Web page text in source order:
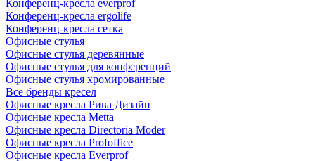
Конференц-кресла everprof
Конференц-кресла ergolife
Конференц-кресла сетка
Офисные стулья
Офисные стулья деревянные
Офисные стулья для конференций
Офисные стулья хромированные
Все бренды кресел
Офисные кресла Рива Дизайн
Офисные кресла Metta
Офисные кресла Directoria Moder
Офисные кресла Profoffice
Офисные кресла Everprof